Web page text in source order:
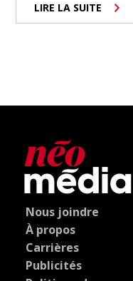
LIRE LA SUITE
Nous joindre
À propos
Carrières
Publicités